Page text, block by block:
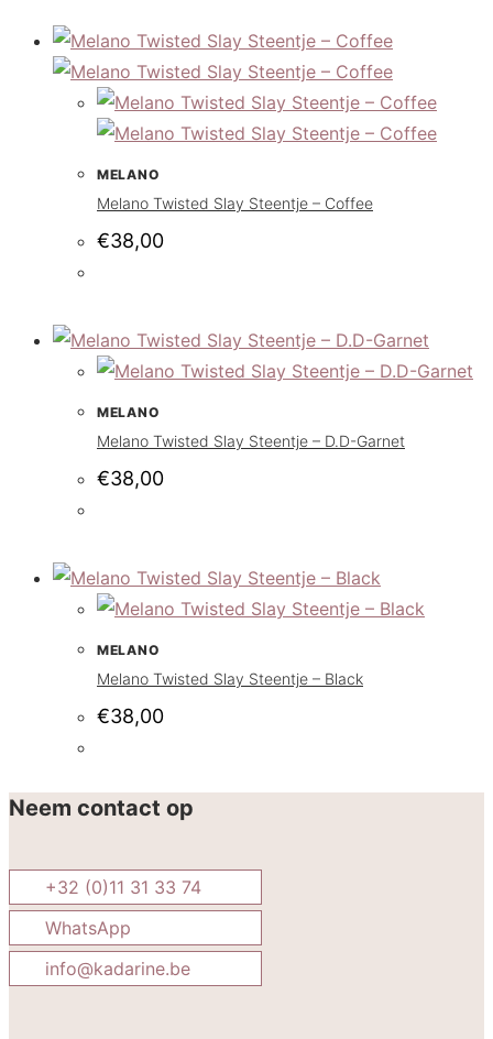
MELANO
Melano Twisted Slay Steentje – Coffee
€38,00
MELANO
Melano Twisted Slay Steentje – D.D-Garnet
€38,00
MELANO
Melano Twisted Slay Steentje – Black
€38,00
Neem contact op
+32 (0)11 31 33 74
WhatsApp
info@kadarine.be